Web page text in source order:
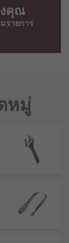
งคุณ
รายการ
หมู่